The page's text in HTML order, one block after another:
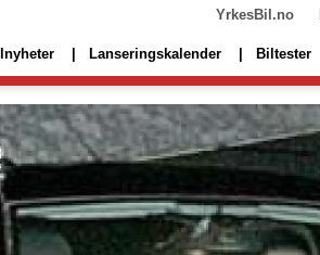
YrkesBil.no
Lanseringskalender Biltester